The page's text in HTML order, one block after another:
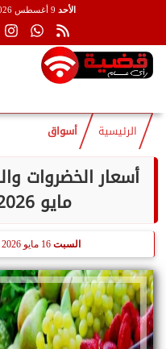
الأحد
الرئيسية أسواق
مايو 2026 فى الأسواق
السبت